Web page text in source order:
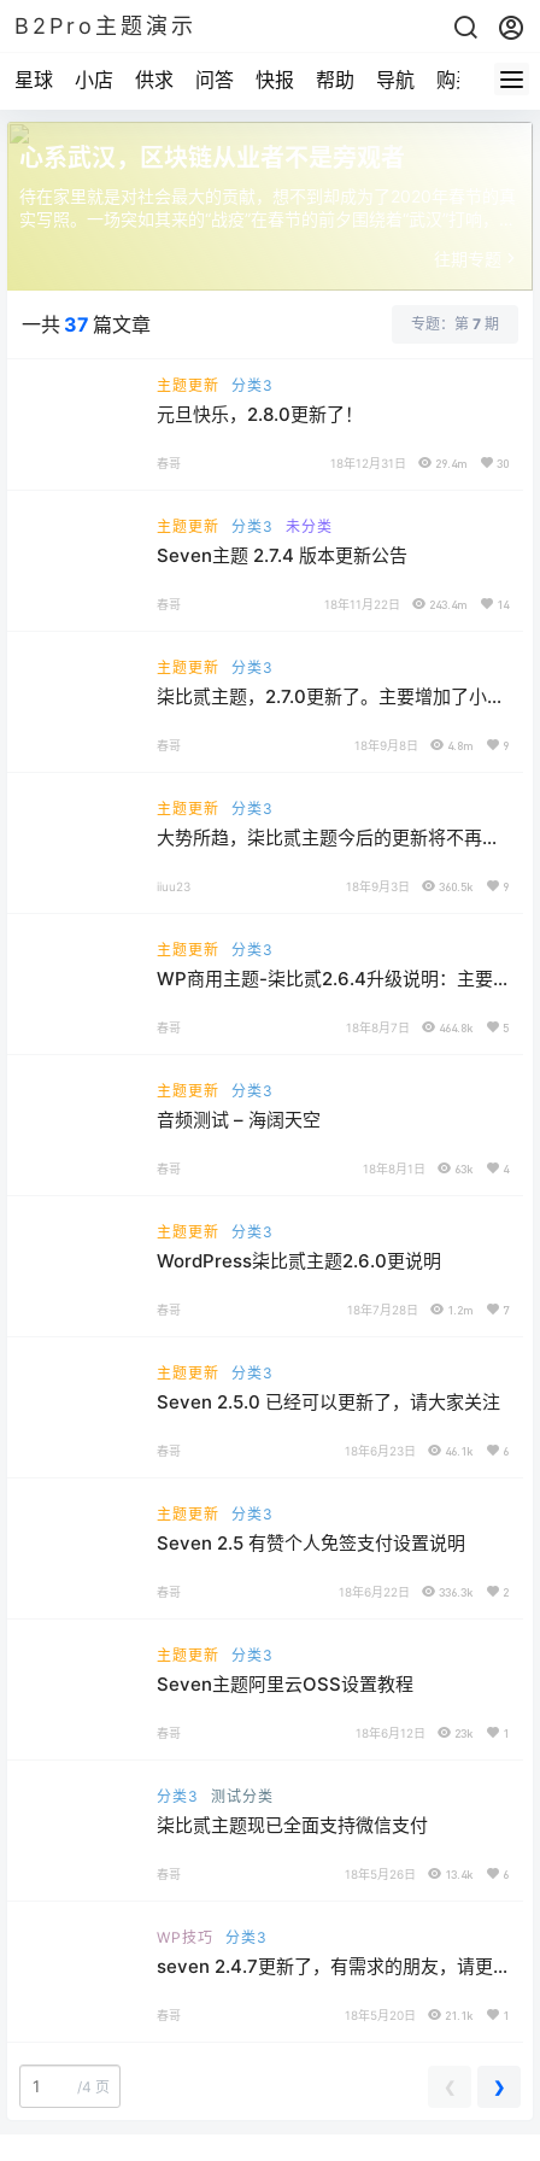
B2Pro主题演示
星球 小店 供求 问答 快报 帮助 导航 购买
心系武汉，区块链从业者不是旁观者
待在家里就是对社会最大的贡献，想不到却成为了2020年春节的真
实写照。一场突如其来的“战疫”在春节的前夕围绕着“武汉”打响，这
些日子里，区块链行业里关切的主题已经不是区块链、比特币或者
其他什么币。我们看到区块链行业在展开实际行动，捐款，捐物品
等等，区块链从业者在这场“战争”中从来都不是旁观者。
往期专题
一共 37 篇文章 专题：第 7 期
主题更新 分类3
元旦快乐，2.8.0更新了！
春哥 18年12月31日 29.4m 30
主题更新 分类3 未分类
Seven主题 2.7.4 版本更新公告
春哥 18年11月22日 243.4m 14
主题更新 分类3
柒比贰主题，2.7.0更新了。主要增加了小黑
春哥 18年9月8日 4.8m 9
主题更新 分类3
大势所趋，柒比贰主题今后的更新将不再支
iiuu23 18年9月3日 360.5k 9
主题更新 分类3
WP商用主题-柒比贰2.6.4升级说明：主要
春哥 18年8月7日 464.8k 5
主题更新 分类3
音频测试 – 海阔天空
春哥 18年8月1日 63k 4
主题更新 分类3
WordPress柒比贰主题2.6.0更说明
春哥 18年7月28日 1.2m 7
主题更新 分类3
Seven 2.5.0 已经可以更新了，请大家关注
春哥 18年6月23日 46.1k 6
主题更新 分类3
Seven 2.5 有赞个人免签支付设置说明
春哥 18年6月22日 336.3k 2
主题更新 分类3
Seven主题阿里云OSS设置教程
春哥 18年6月12日 23k 1
分类3 测试分类
柒比贰主题现已全面支持微信支付
春哥 18年5月26日 13.4k 6
WP技巧 分类3
seven 2.4.7更新了，有需求的朋友，请更
春哥 18年5月20日 21.1k 1
/4 页 ❮ ❯